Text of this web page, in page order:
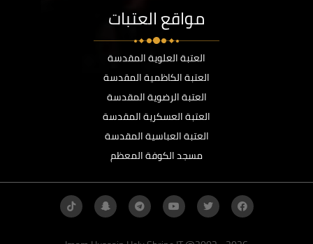
مواقع العتبات
العتبة العلوية المقدسة
العتبة الكاظمية المقدسة
العتبة الرضوية المقدسة
العتبة العسكرية المقدسة
العتبة العباسية المقدسة
مسجد الكوفة المعظم